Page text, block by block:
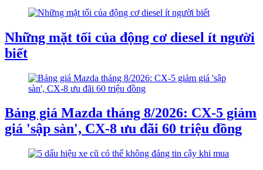
Những mặt tối của động cơ diesel ít người
biết
Bảng giá Mazda tháng 8/2026: CX-5 giảm
giá 'sập sàn', CX-8 ưu đãi 60 triệu đồng